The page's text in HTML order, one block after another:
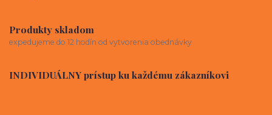
Produkty skladom
expedujeme do 12 hodín od vytvorenia obednávky
INDIVIDUÁLNY prístup ku každému zákazníkovi